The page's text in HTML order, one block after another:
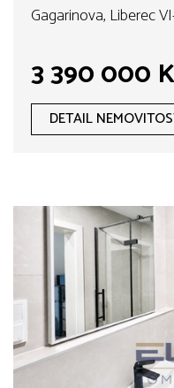
Gagarinova, Liberec
3 390 000
DETAIL